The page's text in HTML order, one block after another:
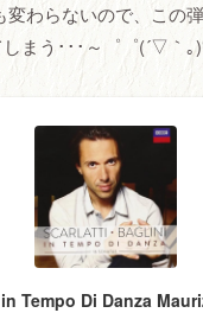
変わらないので、この
まう･･･～゜゜(´▽｀｡
Tempo Di Danza